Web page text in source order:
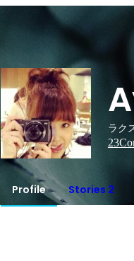
ラク
23
Profile Stories 2